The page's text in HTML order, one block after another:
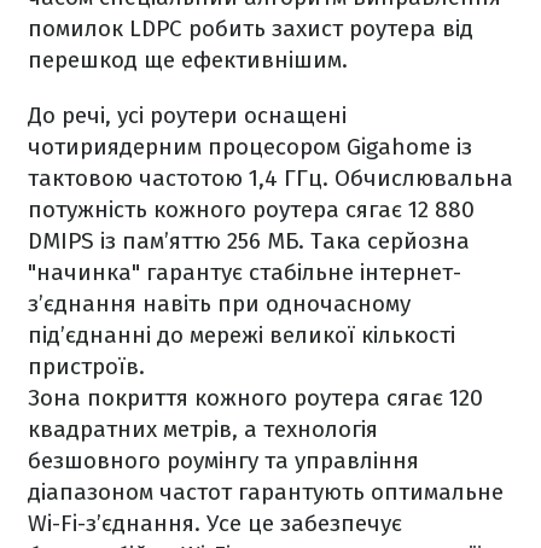
помилок LDPC робить захист роутера від
перешкод ще ефективнішим.
До речі, усі роутери оснащені
чотириядерним процесором Gigahome із
тактовою частотою 1,4 ГГц. Обчислювальна
потужність кожного роутера сягає 12 880
DMIPS із пам’яттю 256 МБ. Така серйозна
"начинка" гарантує стабільне інтернет-
з’єднання навіть при одночасному
під’єднанні до мережі великої кількості
пристроїв.
Зона покриття кожного роутера сягає 120
квадратних метрів, а технологія
безшовного роумінгу та управління
діапазоном частот гарантують оптимальне
Wi-Fi-з’єднання. Усе це забезпечує